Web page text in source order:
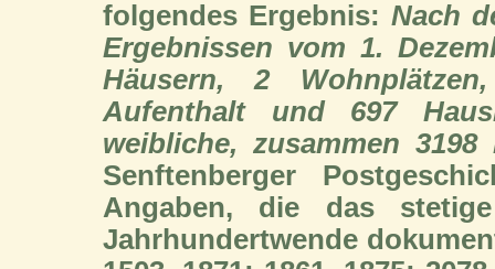
folgendes Ergebnis: Nach
Ergebnissen vom 1.
Häusern, 2
Aufenthalt und 697
weibliche, zusammen 3198
Senftenberger
Angaben, die das
Jahrhundertwende